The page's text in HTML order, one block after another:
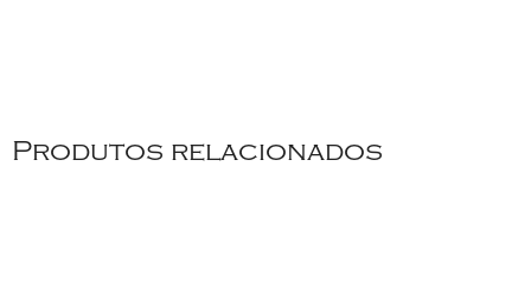
Produtos relacionados